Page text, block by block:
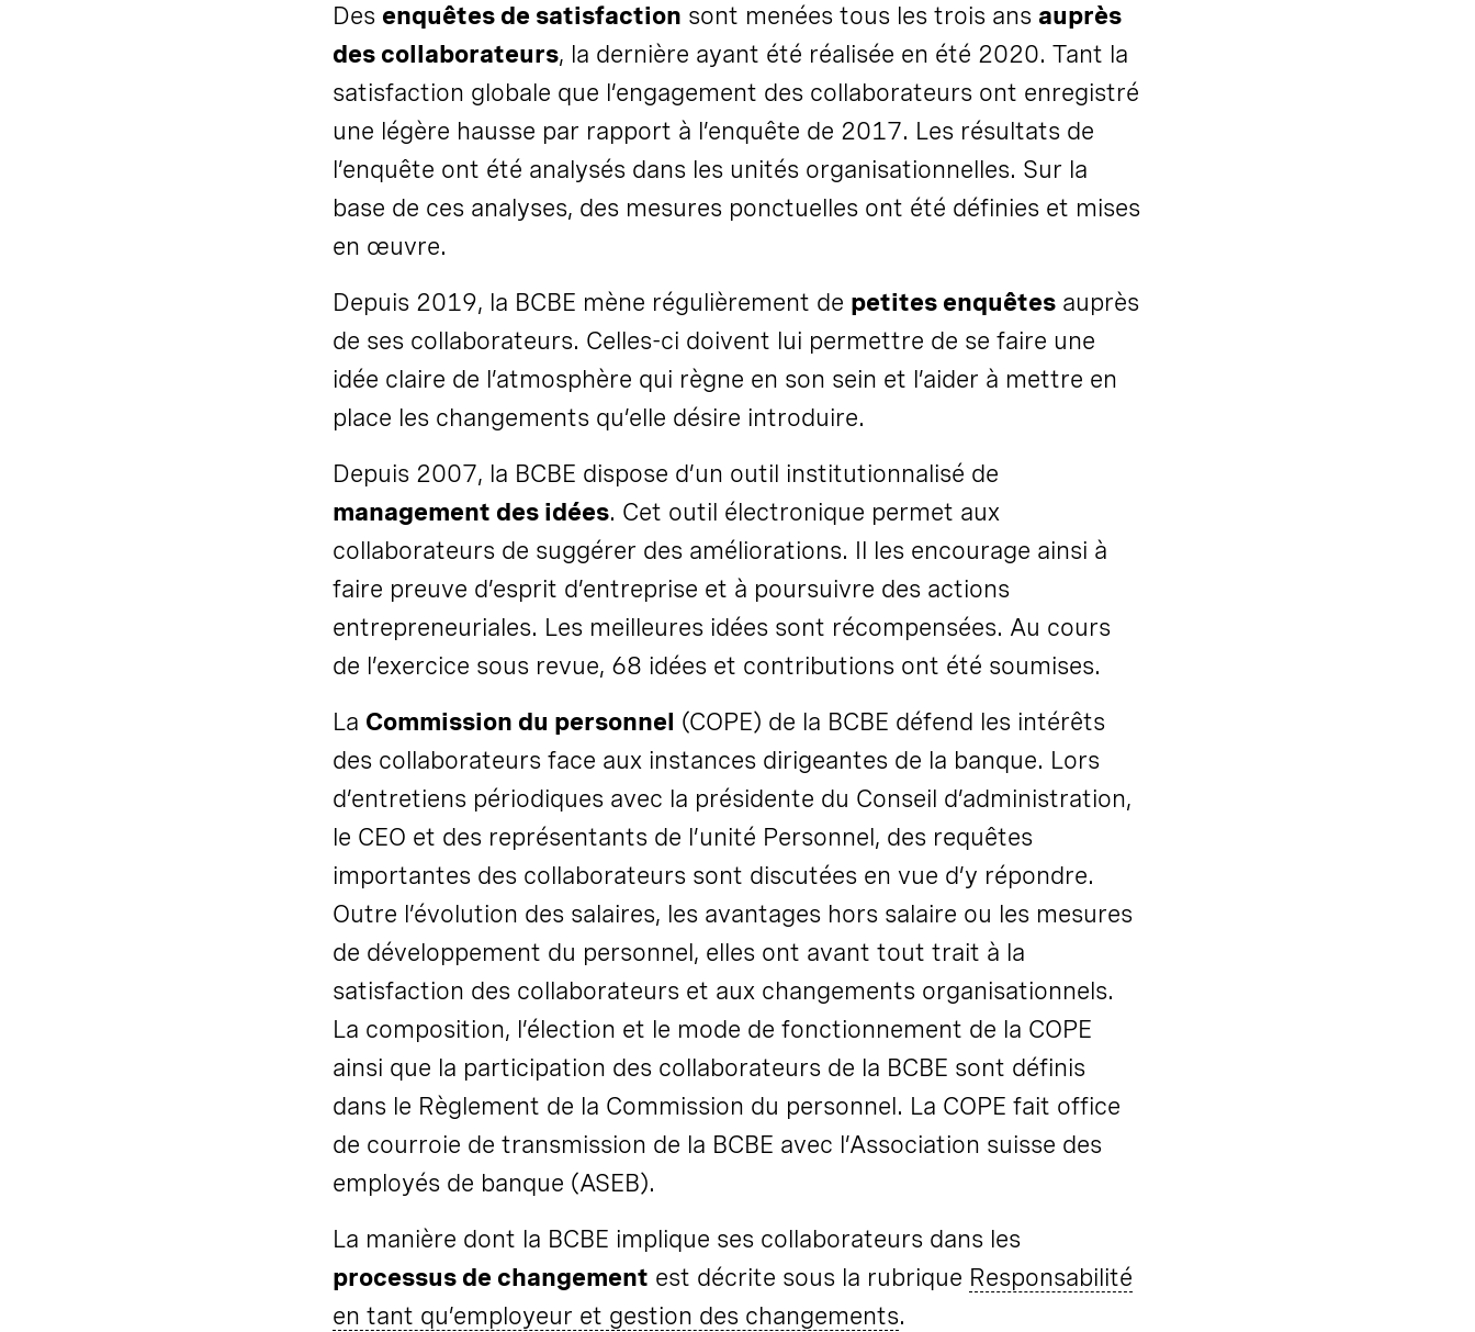
Des enquêtes de satisfaction sont menées tous les trois ans auprès
des collaborateurs, la dernière ayant été réalisée en été 2020. Tant la
satisfaction globale que l’engagement des collaborateurs ont enregistré
une légère hausse par rapport à l’enquête de 2017. Les résultats de
l’enquête ont été analysés dans les unités organisationnelles. Sur la
base de ces analyses, des mesures ponctuelles ont été définies et mises
en œuvre.
Depuis 2019, la BCBE mène régulièrement de petites enquêtes auprès
de ses collaborateurs. Celles-ci doivent lui permettre de se faire une
idée claire de l’atmosphère qui règne en son sein et l’aider à mettre en
place les changements qu’elle désire introduire.
Depuis 2007, la BCBE dispose d’un outil institutionnalisé de
management des idées. Cet outil électronique permet aux
collaborateurs de suggérer des améliorations. Il les encourage ainsi à
faire preuve d’esprit d’entreprise et à poursuivre des actions
entrepreneuriales. Les meilleures idées sont récompensées. Au cours
de l’exercice sous revue, 68 idées et contributions ont été soumises.
La Commission du personnel (COPE) de la BCBE défend les intérêts
des collaborateurs face aux instances dirigeantes de la banque. Lors
d’entretiens périodiques avec la présidente du Conseil d’administration,
le CEO et des représentants de l’unité Personnel, des requêtes
importantes des collaborateurs sont discutées en vue d’y répondre.
Outre l’évolution des salaires, les avantages hors salaire ou les mesures
de développement du personnel, elles ont avant tout trait à la
satisfaction des collaborateurs et aux changements organisationnels.
La composition, l’élection et le mode de fonctionnement de la COPE
ainsi que la participation des collaborateurs de la BCBE sont définis
dans le Règlement de la Commission du personnel. La COPE fait office
de courroie de transmission de la BCBE avec l’Association suisse des
employés de banque (ASEB).
La manière dont la BCBE implique ses collaborateurs dans les
processus de changement est décrite sous la rubrique Responsabilité
en tant qu’employeur et gestion des changements.